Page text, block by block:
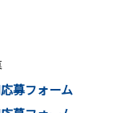
募フォーム